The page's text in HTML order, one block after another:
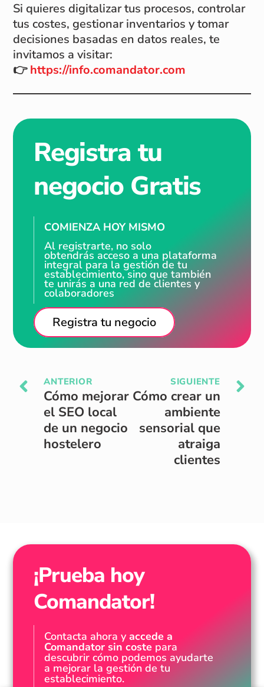
Si quieres digitalizar tus procesos, controlar
tus costes, gestionar inventarios y tomar
decisiones basadas en datos reales, te
invitamos a visitar:
👉https://info.comandator.com
Registra tu
negocio Gratis
COMIENZA HOY MISMO
Al registrarte, no solo
obtendrás acceso a una plataforma
integral para la gestión de tu
establecimiento, sino que también
te unirás a una red de clientes y
colaboradores
Registra tu negocio
ANTERIOR
Cómo mejorar
el SEO local
de un negocio
hostelero
SIGUIENTE
Cómo crear un
ambiente
sensorial que
atraiga
clientes
¡Prueba hoy
Comandator!
Contacta ahora yaccede a
Comandator sin coste para
descubrir cómo podemos ayudarte
a mejorar la gestión de tu
establecimiento.